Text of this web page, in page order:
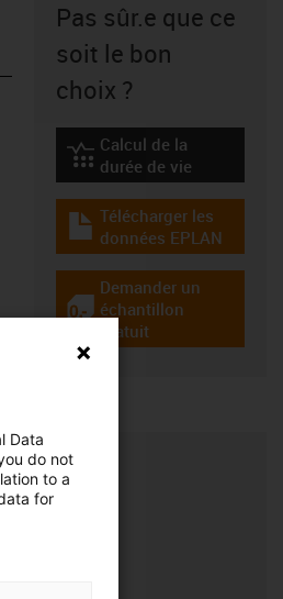
Pas sûr.e que ce
soit le bon
choix ?
igus-icon-lebensdauerrechner
Calcul de la
durée de vie
igus-icon-download-plan
Télécharger les
données EPLAN
igus-icon-gratismuster
Demander un
échantillon
gratuit
Data
do not
to a
for